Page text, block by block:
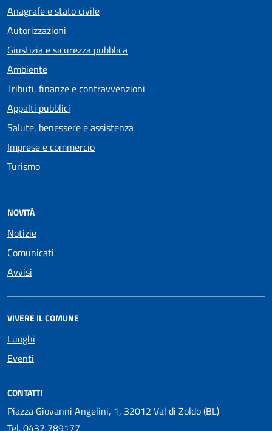
Anagrafe e stato civile
Autorizzazioni
Giustizia e sicurezza pubblica
Ambiente
Tributi, finanze e contravvenzioni
Appalti pubblici
Salute, benessere e assistenza
Imprese e commercio
Turismo
NOVITÀ
Notizie
Comunicati
Avvisi
VIVERE IL COMUNE
Luoghi
Eventi
CONTATTI
Piazza Giovanni Angelini, 1, 32012 Val di Zoldo (BL)